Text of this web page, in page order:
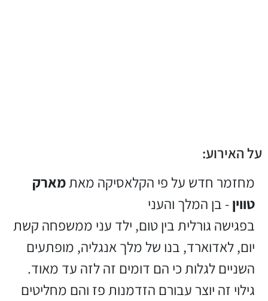
על האירוע:
מחזמר חדש על פי הקלאסיקה מאתמארק
טווין- בן המלך והעני
בפגישה גורלית בין טום, ילד עני ממשפחה קשת
יום, לאדוארד, בנו של מלך אנגליה, מופתעים
השניים לגלות כי הם דומים זה לזה עד מאוד.
גילוי זה יוצר עבורם הזדמנות פז והם מחליטים